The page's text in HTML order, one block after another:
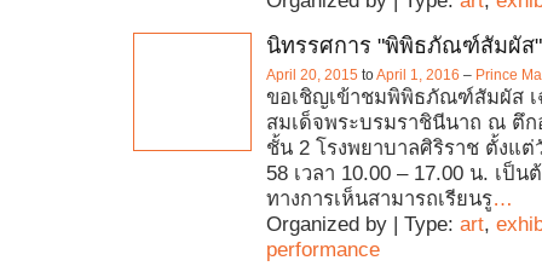
นิทรรศการ "พิพิธภัณฑ์สัมผัส"
April 20, 2015 toApril 1, 2016 – Prince
ขอเชิญเข้าชมพิพิธภัณฑ์สัมผัส เ
สมเด็จพระบรมราชินีนาถ ณ ตึก
ชั้น 2 โรงพยาบาลศิริราช ตั้งแต่
58 เวลา 10.00 – 17.00 น. เป็
ทางการเห็นสามารถเรียนรู…
Organized by | Type: art,
performance